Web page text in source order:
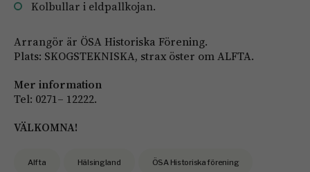
Kolbullar i eldpallkojan.
Arrangör är ÖSA Historiska Förening.
Plats: SKOGSTEKNISKA, strax öster om ALFTA.
Mer information
Tel: 0271– 12222.
VÄLKOMNA!
Alfta Hälsingland ÖSA Historiska förening